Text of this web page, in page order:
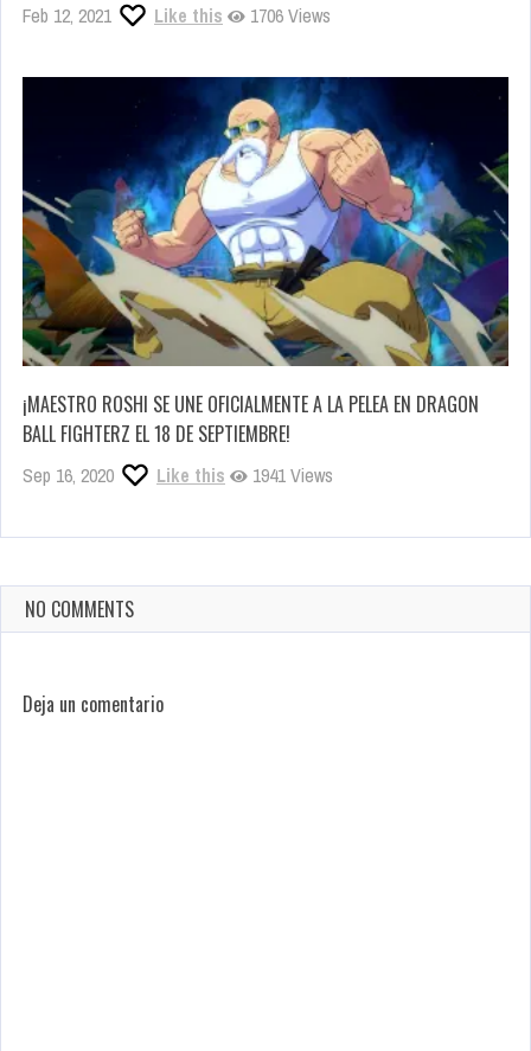
Feb 12, 2021 Like this 1706 Views
¡MAESTRO ROSHI SE UNE OFICIALMENTE A LA PELEA EN DRAGON
BALL FIGHTERZ EL 18 DE SEPTIEMBRE!
Sep 16, 2020 Like this 1941 Views
NO COMMENTS
Deja un comentario